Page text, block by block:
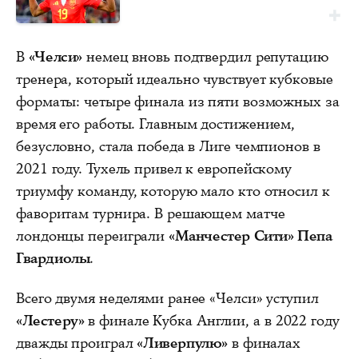
В «Челси» немец вновь подтвердил репутацию
тренера, который идеально чувствует кубковые
форматы: четыре финала из пяти возможных за
время его работы. Главным достижением,
безусловно, стала победа в Лиге чемпионов в
2021 году. Тухель привел к европейскому
триумфу команду, которую мало кто относил к
фаворитам турнира. В решающем матче
лондонцы переиграли «Манчестер Сити» Пепа
Гвардиолы.
Всего двумя неделями ранее «Челси» уступил
«Лестеру»в финале Кубка Англии, а в 2022 году
дважды проиграл«Ливерпулю» в финалах